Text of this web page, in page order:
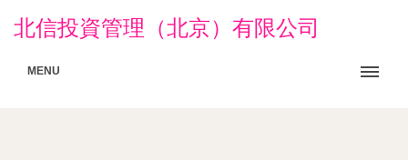
北信投資管理（北京）有限公司
MENU